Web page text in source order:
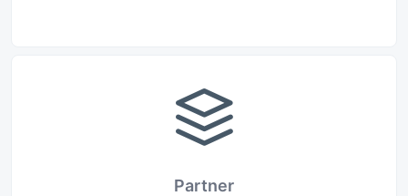
Partner